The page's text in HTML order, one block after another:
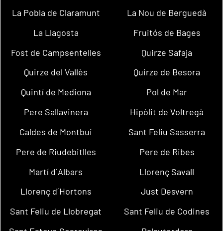
La Pobla de Claramunt
La Nou de Berguedà
La Llagosta
Fruitós de Bages
Fost de Campsentelles
Quirze Safaja
Quirze del Vallès
Quirze de Besora
Quintí de Mediona
Pol de Mar
Pere Sallavinera
Hipòlit de Voltregà
Caldes de Montbui
Sant Feliu Sasserra
Pere de Riudebitlles
Pere de Ribes
Martí d´Albars
Llorenç Savall
Llorenç d´Hortons
Just Desvern
Sant Feliu de Llobregat
Sant Feliu de Codines